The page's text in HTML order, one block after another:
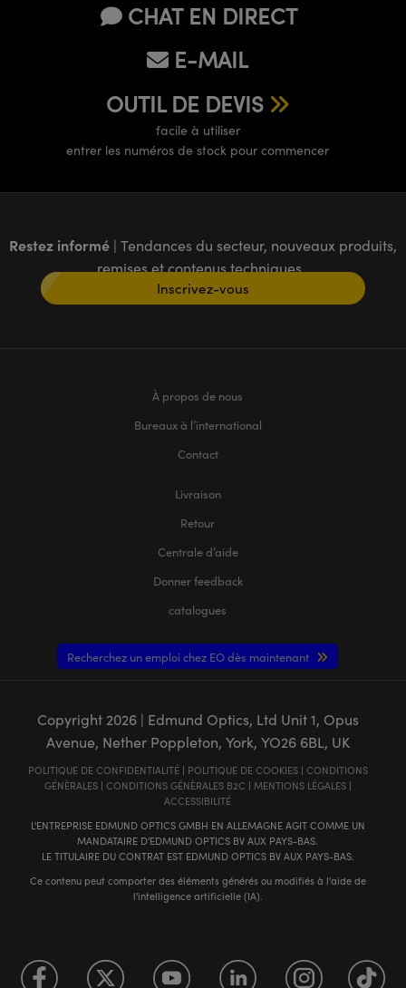
CHAT EN DIRECT
E-MAIL
OUTIL DE DEVIS
facile à utiliser
entrer les numéros de stock pour commencer
Restez informé | Tendances du secteur, nouveaux produits,
remises et contenus techniques
Inscrivez-vous
À propos de nous
Bureaux à l’international
Contact
Livraison
Retour
Centrale d’aide
Donner feedback
catalogues
Recherchez un emploi chez EO dès maintenant
Copyright 2026| Edmund Optics, Ltd Unit 1, Opus
Avenue, Nether Poppleton, York, YO26 6BL, UK
POLITIQUE DE CONFIDENTIALITÉ| POLITIQUE DE COOKIES| CONDITIONS
GÉNÈRALES| CONDITIONS GÉNÈRALES B2C | MENTIONS LÉGALES|
ACCESSIBILITÉ
L'ENTREPRISE EDMUND OPTICS GMBH EN ALLEMAGNE AGIT COMME UN
MANDATAIRE D'EDMUND OPTICS BV AUX PAYS-BAS.
LE TITULAIRE DU CONTRAT EST EDMUND OPTICS BV AUX PAYS-BAS.
Ce contenu peut comporter des éléments générés ou modifiés à l'aide de
l'intelligence artificielle (IA).